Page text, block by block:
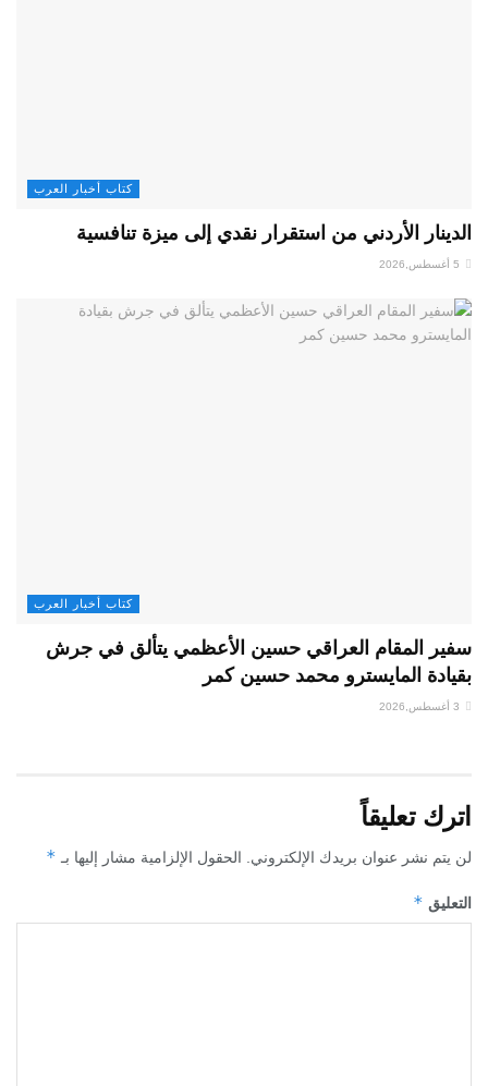
كتاب أخبار العرب
الدينار الأردني من استقرار نقدي إلى ميزة تنافسية
كتاب أخبار العرب
سفير المقام العراقي حسين الأعظمي يتألق في جرش
بقيادة المايسترو محمد حسين كمر
اترك تعليقاً
لن يتم نشر عنوان بريدك الإلكتروني. الحقول الإلزامية مشار إليها بـ *
التعليق *